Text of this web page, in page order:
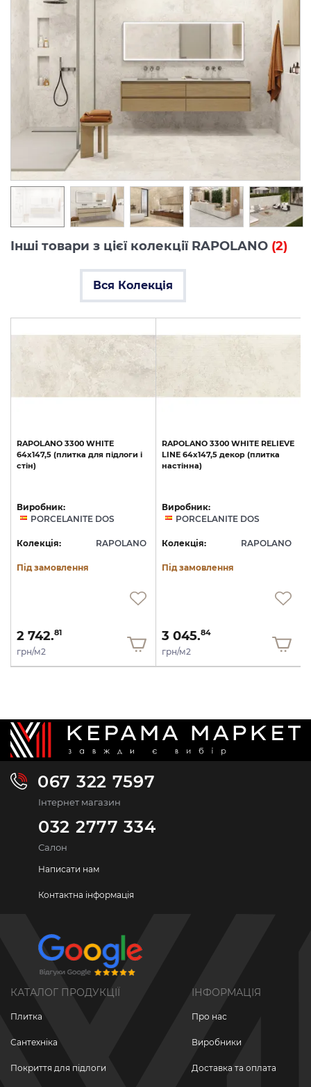
Інші товари з цієї колекції RAPOLANO (2)
Вся Колекція
RAPOLANO 3300 WHITE
64x147,5 (плитка для підлоги і
стін)
Виробник:
PORCELANITE DOS
Колекція: RAPOLANO
Під замовлення
2 742.81
грн/м2
RAPOLANO 3300 WHITE RELIEVE
LINE 64x147,5 декор (плитка
настінна)
Виробник:
PORCELANITE DOS
Колекція: RAPOLANO
Під замовлення
3 045.84
грн/м2
067 322 7597
Інтернет магазин
032 2777 334
Салон
Написати нам
Контактна інформація
КАТАЛОГ ПРОДУКЦІЇ
Плитка
Сантехніка
Покриття для підлоги
ІНФОРМАЦІЯ
Про нас
Виробники
Доставка та оплата